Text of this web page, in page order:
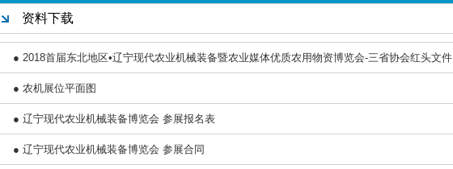
资料下载
● 2018首届东北地区•辽宁现代农业机械装备暨农业媒体优质农用物资博览会-三省协会红头文件
● 农机展位平面图
● 辽宁现代农业机械装备博览会 参展报名表
● 辽宁现代农业机械装备博览会 参展合同